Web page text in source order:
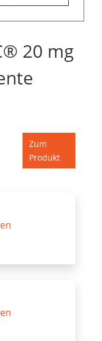
20 mg
Zum
Produkt